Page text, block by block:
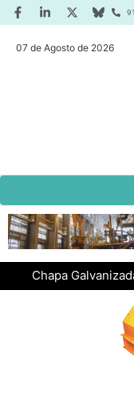
07 de Agosto de 2026
Chapa Galvanizada
GAMA 3 - Cuadrados